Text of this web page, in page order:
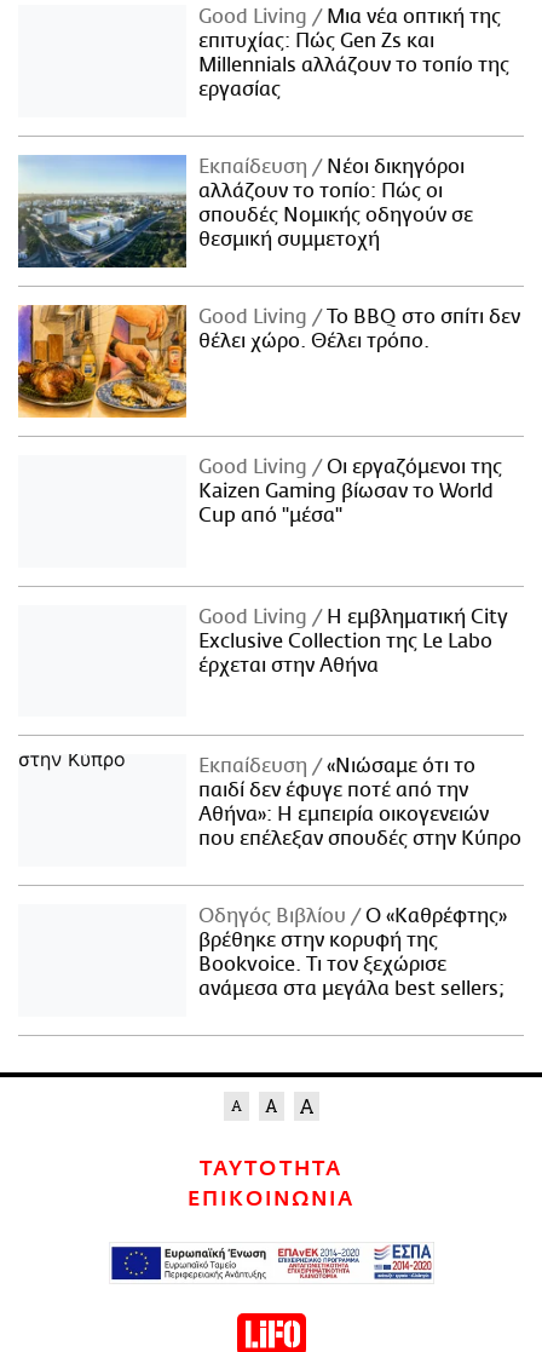
Good Living
Μια νέα οπτική της
επιτυχίας: Πώς Gen Zs και
Millennials αλλάζουν το τοπίο της
εργασίας
Εκπαίδευση
Νέοι δικηγόροι
αλλάζουν το τοπίο: Πώς οι
σπουδές Νομικής οδηγούν σε
θεσμική συμμετοχή
Good Living
Το BBQ στο σπίτι δεν
θέλει χώρο. Θέλει τρόπο.
Good Living
Οι εργαζόμενοι της
Kaizen Gaming βίωσαν το World
Cup από "μέσα"
Good Living
Η εμβληματική City
Exclusive Collection της Le Labo
έρχεται στην Αθήνα
Εκπαίδευση
«Νιώσαμε ότι το
παιδί δεν έφυγε ποτέ από την
Αθήνα»: Η εμπειρία οικογενειών
που επέλεξαν σπουδές στην Κύπρο
Οδηγός Βιβλίου
Ο «Καθρέφτης»
βρέθηκε στην κορυφή της
Bookvoice. Τι τον ξεχώρισε
ανάμεσα στα μεγάλα best sellers;
ΤΑΥΤΟΤΗΤΑ
ΕΠΙΚΟΙΝΩΝΙΑ